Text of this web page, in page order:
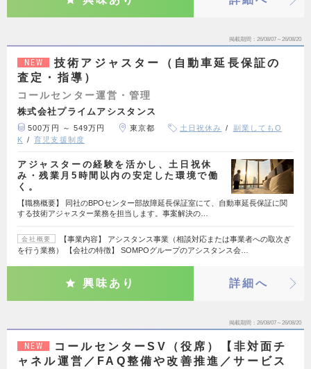
掲載期間 26/08/07～26/08/20
NEW
技術アジャスター（自動車延長保証の
査定・指導）
コールセンター運営・管理
株式会社プライムアシスタンス
500万円 ～ 549万円 東京都 土日祝休み
副業してもO
K
育児支援制度
アジャスターの経験を活かし、土日祝休
み・残業月5時間以内の安定した環境で働
く。
【職務概要】 同社のBPOセンター部故障延長保証室にて、自動車延長保証に関
する技術アジャスター業務を担当します。事案解決の…
会社概要
【事業内容】 アシスタンス事業（相談対応または事業者への取次ぎ
を行う業務） 【会社の特徴】 SOMPOグループのアシスタンス会…
興味あり 詳細へ
掲載期間 26/08/07～26/08/20
NEW
コールセンターSV（役席）【非対面チ
ャネル運営／FAQ整備や改善推進／サービス